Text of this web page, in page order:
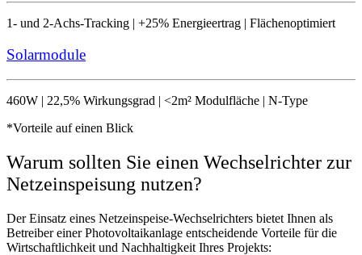
1- und 2-Achs-Tracking | +25% Energieertrag | Flächenoptimiert
Solarmodule
460W | 22,5% Wirkungsgrad | <2m² Modulfläche | N-Type
*Vorteile auf einen Blick
Warum sollten Sie einen Wechselrichter zur
Netzeinspeisung nutzen?
Der Einsatz eines Netzeinspeise-Wechselrichters bietet Ihnen als
Betreiber einer Photovoltaikanlage entscheidende Vorteile für die
Wirtschaftlichkeit und Nachhaltigkeit Ihres Projekts: